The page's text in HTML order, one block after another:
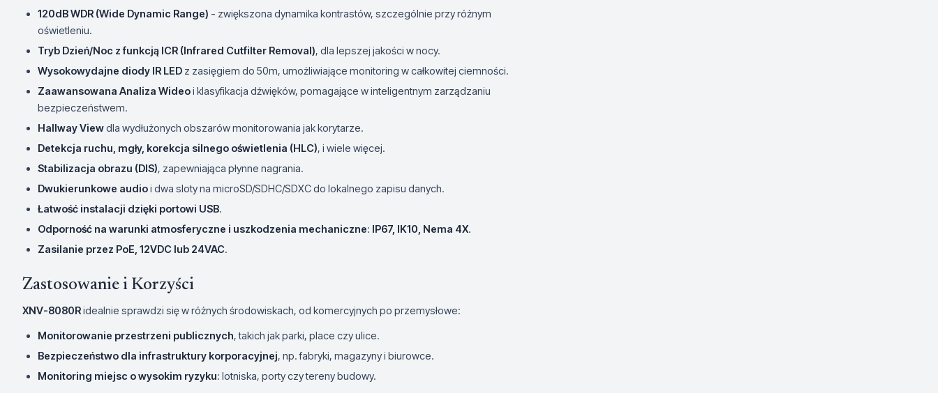
120dB WDR (Wide Dynamic Range) - zwiększona dynamika kontrastów, szczególnie przy różnym
oświetleniu.
Tryb Dzień/Noc z funkcją ICR (Infrared Cutfilter Removal), dla lepszej jakości w nocy.
Wysokowydajne diody IR LED z zasięgiem do 50m, umożliwiające monitoring w całkowitej ciemności.
Zaawansowana Analiza Wideoi klasyfikacja dźwięków, pomagające w inteligentnym zarządzaniu
bezpieczeństwem.
Hallway Viewdla wydłużonych obszarów monitorowania jak korytarze.
Detekcja ruchu, mgły, korekcja silnego oświetlenia (HLC), i wiele więcej.
Stabilizacja obrazu (DIS), zapewniająca płynne nagrania.
Dwukierunkowe audioi dwa sloty na microSD/SDHC/SDXC do lokalnego zapisu danych.
Łatwość instalacji dzięki portowi USB.
Odporność na warunki atmosferyczne i uszkodzenia mechaniczne: IP67, IK10, Nema 4X.
Zasilanie przez PoE, 12VDC lub 24VAC.
Zastosowanie i Korzyści
XNV-8080Ridealnie sprawdzi się w różnych środowiskach, od komercyjnych po przemysłowe:
Monitorowanie przestrzeni publicznych, takich jak parki, place czy ulice.
Bezpieczeństwo dla infrastruktury korporacyjnej, np. fabryki, magazyny i biurowce.
Monitoring miejsc o wysokim ryzyku: lotniska, porty czy tereny budowy.